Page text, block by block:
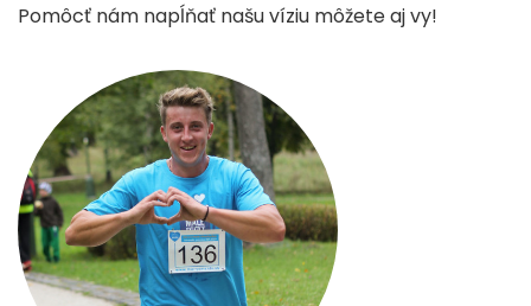
Pomôcť nám napĺňať našu víziu môžete aj vy!